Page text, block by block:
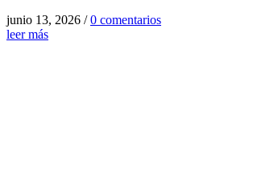
junio 13, 2026 / 0 comentarios
leer más